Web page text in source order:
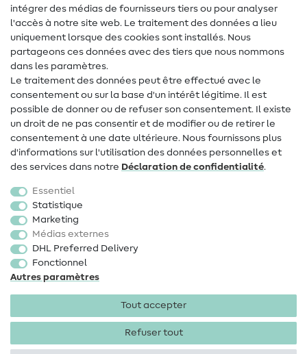
Aide & contact
Contact
Changement de propriétaire
FAQ
Droit de rétractation
Populaire
Accessoires de couture
Promotions
intégrer des médias de fournisseurs tiers ou pour analyser
l'accès à notre site web. Le traitement des données a lieu
uniquement lorsque des cookies sont installés. Nous
partageons ces données avec des tiers que nous nommons
dans les paramètres.
Le traitement des données peut être effectué avec le
consentement ou sur la base d'un intérêt légitime. Il est
possible de donner ou de refuser son consentement. Il existe
un droit de ne pas consentir et de modifier ou de retirer le
consentement à une date ultérieure. Nous fournissons plus
d'informations sur l'utilisation des données personnelles et
des services dans notre Déclaration de confidentialité.
Essentiel
Statistique
Marketing
Médias externes
DHL Preferred Delivery
Fonctionnel
Autres paramètres
Tout accepter
Refuser tout
Mentions légales Protection des données CGV
Droit